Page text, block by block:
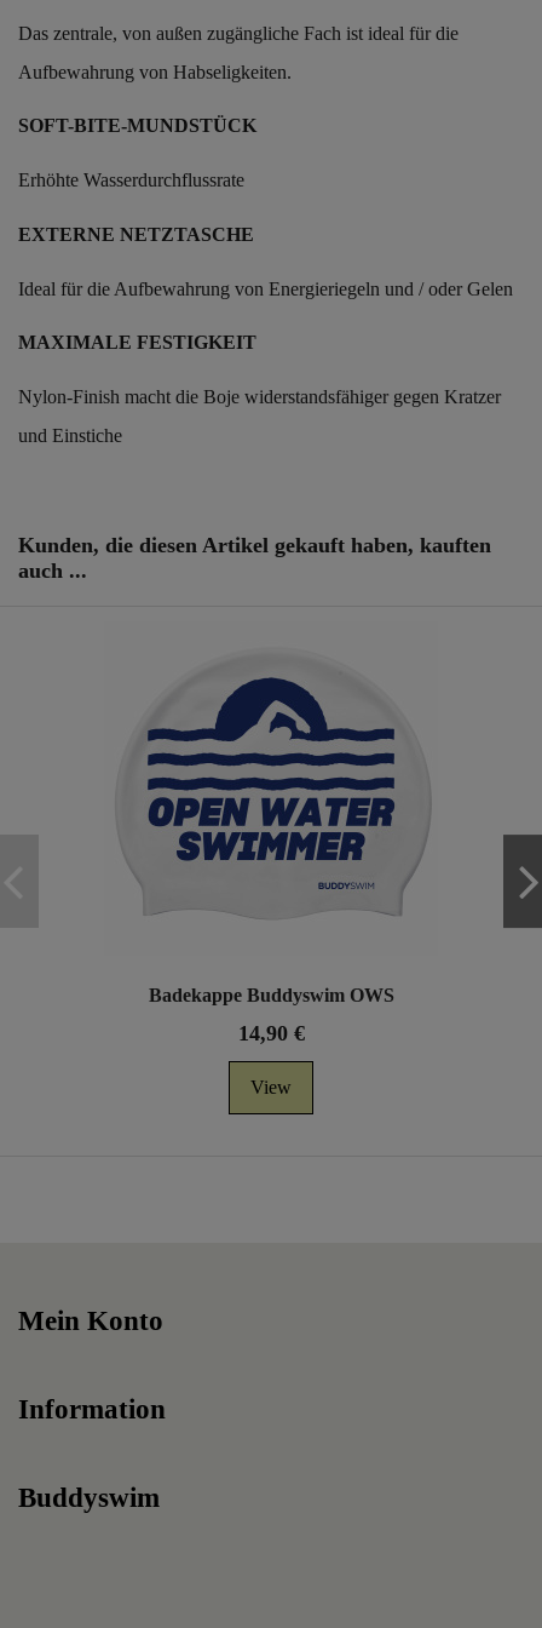
Das zentrale, von außen zugängliche Fach ist ideal für die
Aufbewahrung von Habseligkeiten.
SOFT-BITE-MUNDSTÜCK
Erhöhte Wasserdurchflussrate
EXTERNE NETZTASCHE
Ideal für die Aufbewahrung von Energieriegeln und / oder Gelen
MAXIMALE FESTIGKEIT
Nylon-Finish macht die Boje widerstandsfähiger gegen Kratzer
und Einstiche
Kunden, die diesen Artikel gekauft haben, kauften
auch ...
Badekappe Buddyswim OWS
14,90 €
View
Mein Konto
Information
Buddyswim